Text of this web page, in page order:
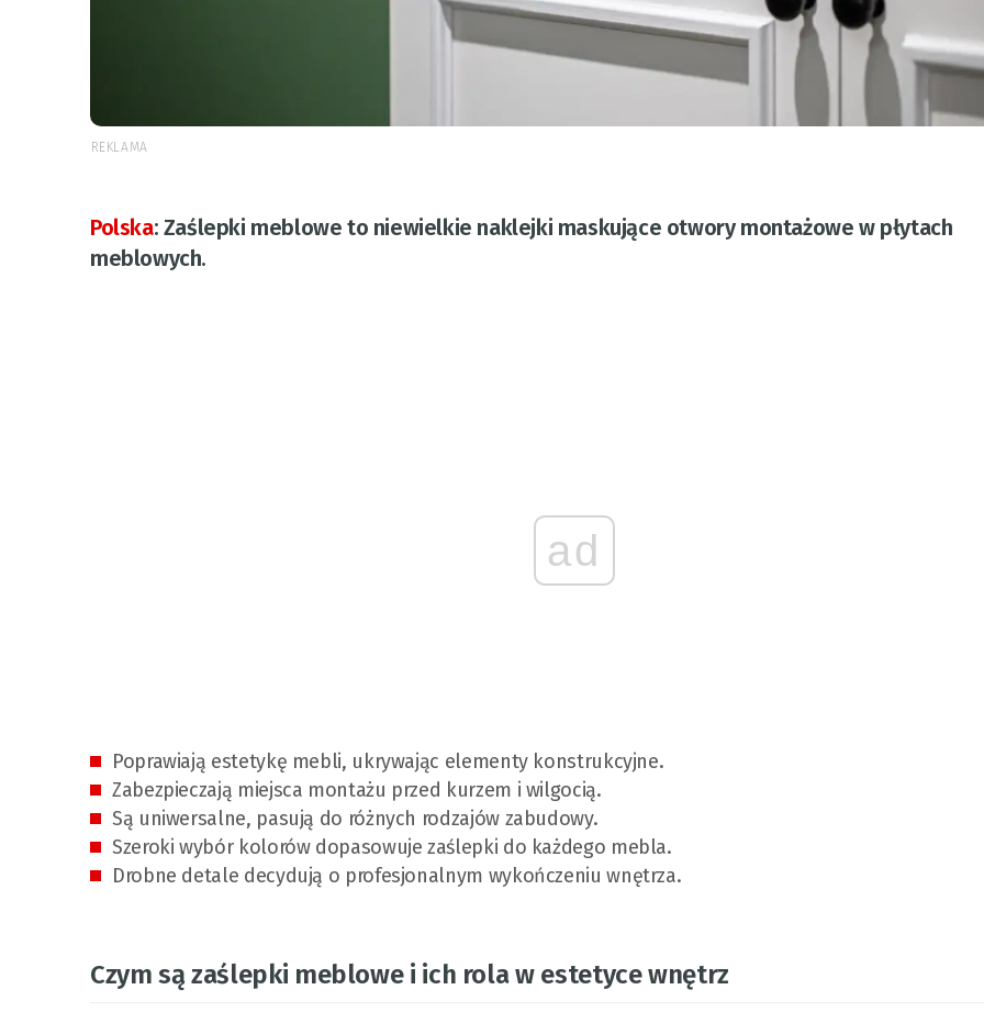
REKLAMA
Polska: Zaślepki meblowe to niewielkie naklejki maskujące otwory montażowe w płytach
meblowych.
ad
Poprawiają estetykę mebli, ukrywając elementy konstrukcyjne.
Zabezpieczają miejsca montażu przed kurzem i wilgocią.
Są uniwersalne, pasują do różnych rodzajów zabudowy.
Szeroki wybór kolorów dopasowuje zaślepki do każdego mebla.
Drobne detale decydują o profesjonalnym wykończeniu wnętrza.
Czym są zaślepki meblowe i ich rola w estetyce wnętrz